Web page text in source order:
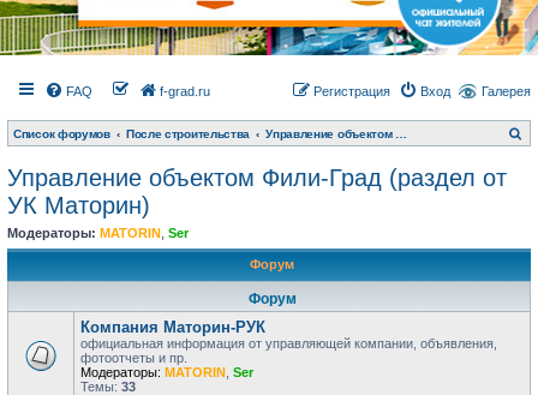
Галерея
FAQ f-grad.ru Вход
Регистрация
Список форумов После строительства
о
Управление объектом Фили-Град (раздел от
УК Маторин)
Модераторы: MATORIN Ser
Форум
Форум
Компания Маторин-РУК
официальная информация от управляющей компании, объявления,
фотоотчеты и пр.
Модераторы: MATORIN Ser
Темы: 33